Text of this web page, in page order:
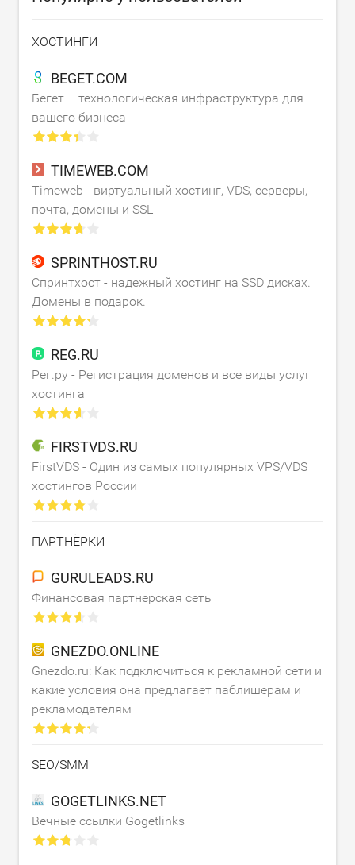
ХОСТИНГИ
BEGET.COM
Бегет – технологическая инфраструктура для
вашего бизнеса
TIMEWEB.COM
Timeweb - виртуальный хостинг, VDS, серверы,
почта, домены и SSL
SPRINTHOST.RU
Спринтхост - надежный хостинг на SSD дисках.
Домены в подарок.
REG.RU
Рег.ру - Регистрация доменов и все виды услуг
хостинга
FIRSTVDS.RU
FirstVDS - Один из самых популярных VPS/VDS
хостингов России
ПАРТНЁРКИ
GURULEADS.RU
Финансовая партнерская сеть
GNEZDO.ONLINE
Gnezdo.ru: Как подключиться к рекламной сети и
какие условия она предлагает паблишерам и
рекламодателям
SEO/SMM
GOGETLINKS.NET
Вечные ссылки Gogetlinks